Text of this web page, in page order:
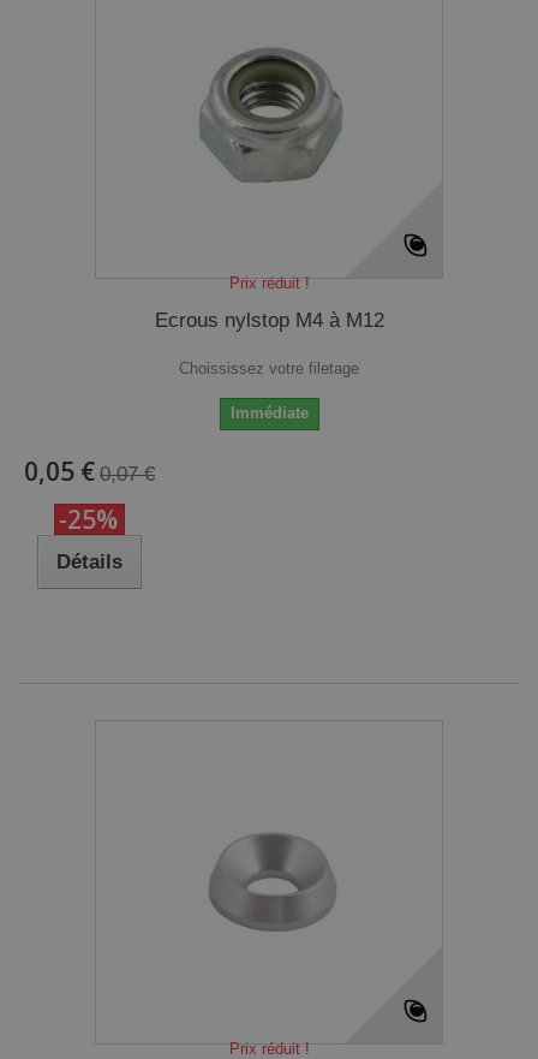
Prix réduit !
Ecrous nylstop M4 à M12
Choississez votre filetage
Immédiate
0,05 € 0,07 €
-25%
Détails
Prix réduit !